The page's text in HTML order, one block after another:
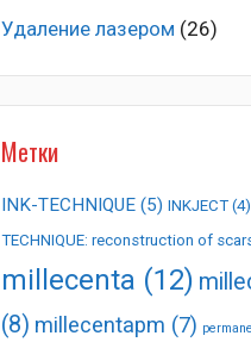
Удаление лазером (26)
Метки
INK-TECHNIQUE(5) INKJECT(4)
TECHNIQUE: reconstruction of
millecenta (12)
(8) millecentapm (7)